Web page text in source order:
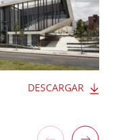
DESCARGAR